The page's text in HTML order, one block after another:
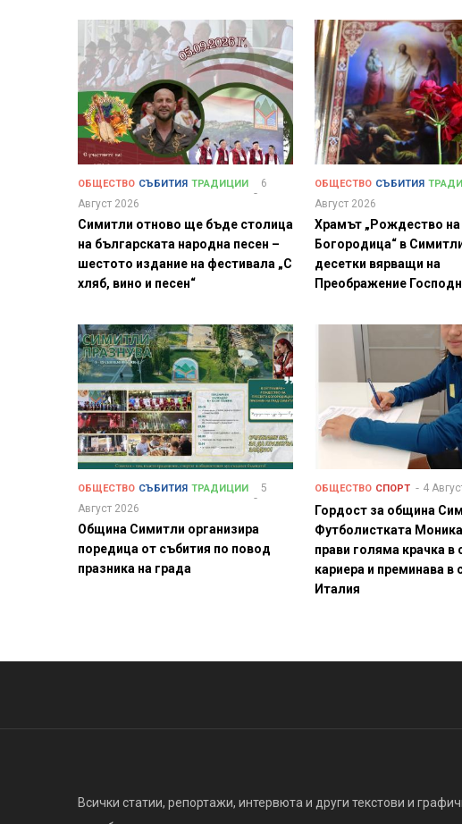
ОБЩЕСТВО СЪБИТИЯ ТРАДИЦИИ
6
Август 2026
Симитли отново ще бъде столица
на българската народна песен –
шестото издание на фестивала „С
хляб, вино и песен“
ОБЩЕСТВО СЪБИТИЯ
Август 2026
Храмът „Рождество на
Богородица“ в
десетки вярващи на
Преображение
ОБЩЕСТВО СЪБИТИЯ ТРАДИЦИИ
5
Август 2026
Община Симитли организира
поредица от събития по повод
празника на града
ОБЩЕСТВО СПОРТ 4
Гордост за община
Футболистката
прави голяма крачка в
кариера и преминава в
Италия
Всички статии, репортажи, интервюта и други текстови и